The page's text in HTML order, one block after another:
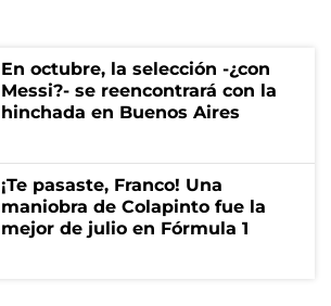
En octubre, la selección -¿con
Messi?- se reencontrará con la
hinchada en Buenos Aires
¡Te pasaste, Franco! Una
maniobra de Colapinto fue la
mejor de julio en Fórmula 1